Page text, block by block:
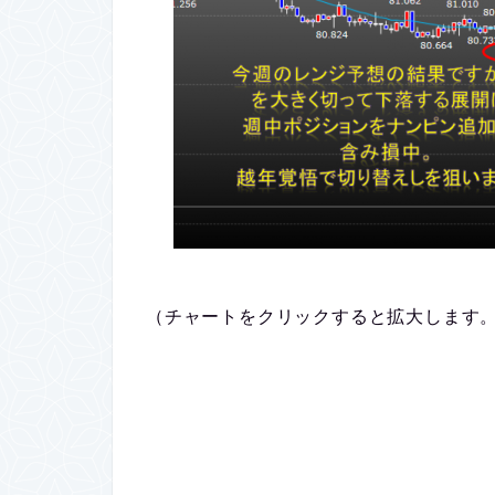
（チャートをクリックすると拡大します